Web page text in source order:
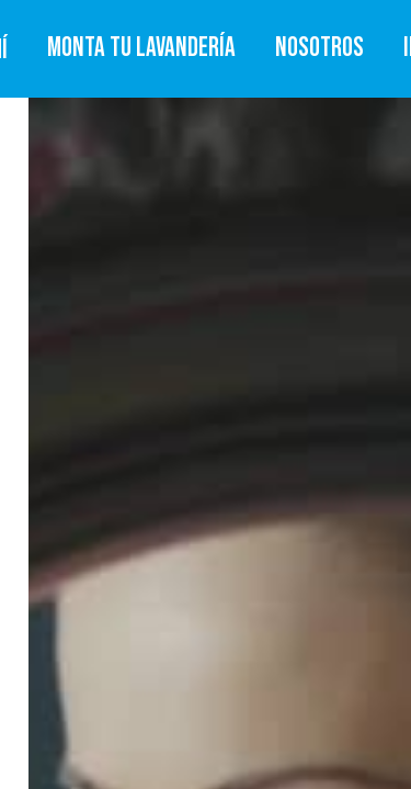
MONTA TU LAVANDERÍA NOSOTROS